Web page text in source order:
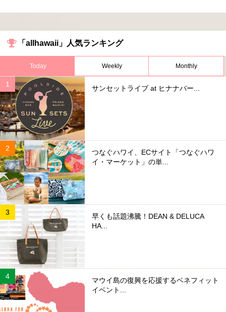
「allhawaii」人気ランキング
Today Weekly Monthly
サンセットライブ at ヒナナバー...
つなぐハワイ、ECサイト「つなぐハワ
イ・マーケット」の単...
早くも話題沸騰！DEAN & DELUCA
HA...
マウイ島の復興を応援するベネフィット
イベント...